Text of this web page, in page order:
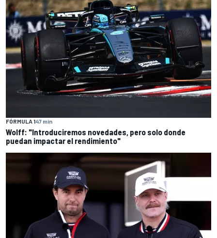
FÓRMULA 147 min
Wolff: "Introduciremos novedades, pero solo donde
puedan impactar el rendimiento"